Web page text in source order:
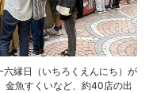
縁日（いちろくえんにち）が
金魚すくいなど、約40店の出